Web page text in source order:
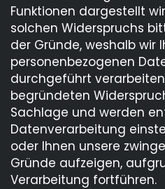
Funktionen dargestellt
solchen Widerspruchs
der Gründe, weshalb wir
personenbezogenen
durchgeführt verarbeiten
begründeten
Sachlage und werden
Datenverarbeitung
oder Ihnen unsere
Gründe aufzeigen,
Verarbeitung fortführen.